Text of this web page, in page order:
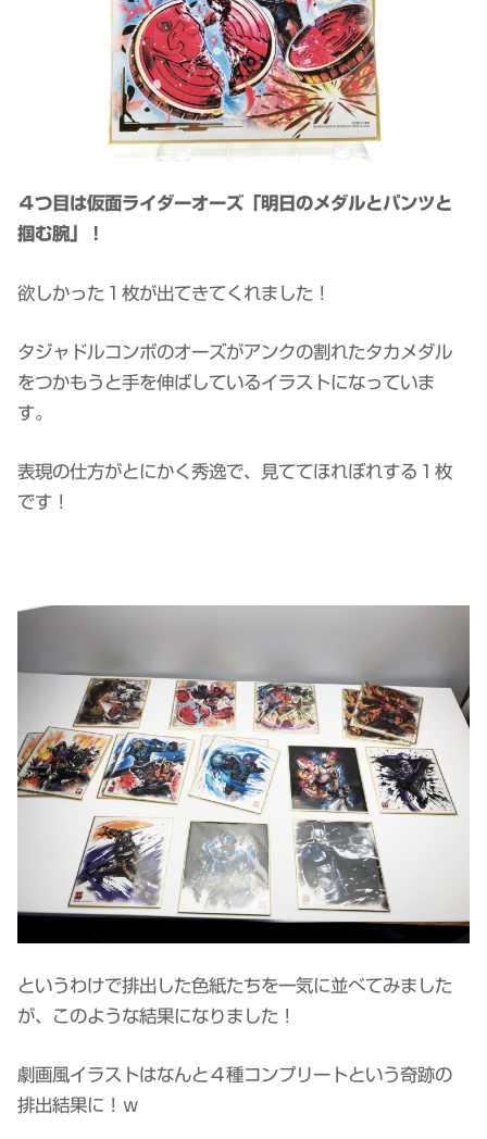
４つ目は仮面ライダーオーズ「明日のメダルとパンツと
掴む腕」！
欲しかった１枚が出てきてくれました！
タジャドルコンボのオーズがアンクの割れたタカメダル
をつかもうと手を伸ばしているイラストになっていま
す。
表現の仕方がとにかく秀逸で、見ててほれぼれする１枚
です！
というわけで排出した色紙たちを一気に並べてみました
が、このような結果になりました！
劇画風イラストはなんと４種コンプリートという奇跡の
排出結果に！ｗ